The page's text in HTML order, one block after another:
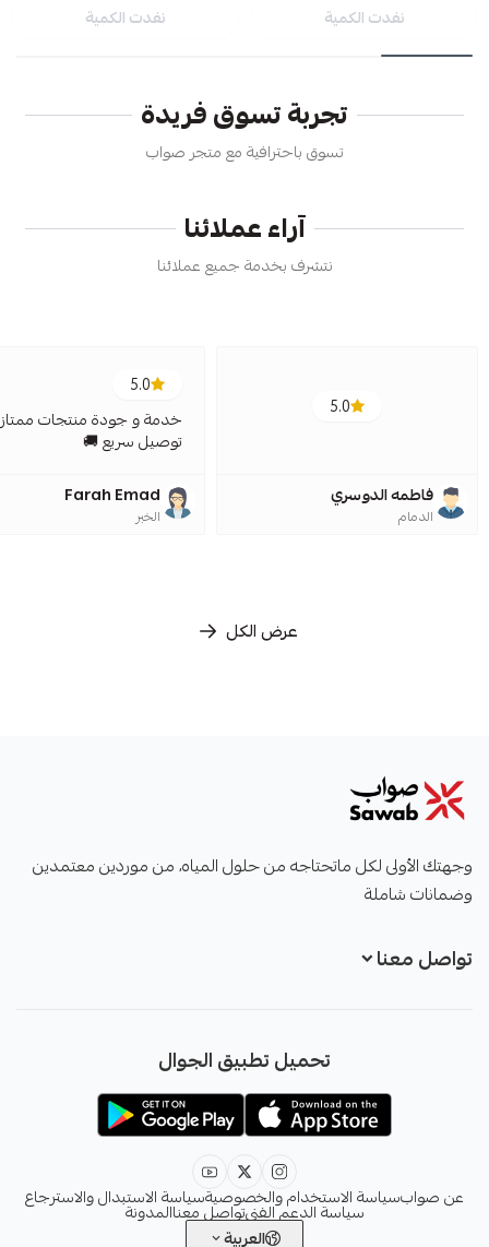
نفدت الكمية نفدت الكمية
تجربة تسوق فريدة
تسوق باحترافية مع متجر صواب
آراء عملائنا
نتشرف بخدمة جميع عملائنا
5.0
فاطمه الدوسري
الدمام
5.0
خدمة و جودة منتجات
توصيل سريع 🚚
Farah Emad
الخبر
عرض الكل
وجهتك الأولى لكل ماتحتاجه من حلول المياه، من موردين معتمدين
وضمانات شاملة
تواصل معنا
info@sawab.app
تحميل تطبيق الجوال
عن صوابسياسة الاستخدام والخصوصيةسياسة الاستبدال والاسترجاع
سياسة الدعم الفنيتواصل معناالمدونة
العربية